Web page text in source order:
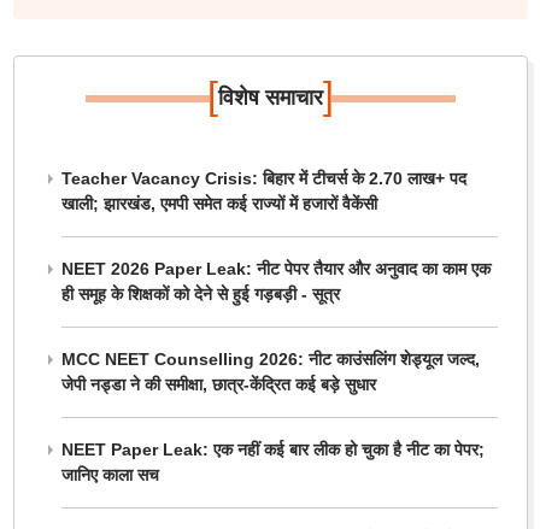
[विशेष समाचार]
Teacher Vacancy Crisis: बिहार में टीचर्स के 2.70 लाख+ पद
खाली; झारखंड, एमपी समेत कई राज्यों में हजारों वैकेंसी
NEET 2026 Paper Leak: नीट पेपर तैयार और अनुवाद का काम एक
ही समूह के शिक्षकों को देने से हुई गड़बड़ी - सूत्र
MCC NEET Counselling 2026: नीट काउंसलिंग शेड्यूल जल्द,
जेपी नड्डा ने की समीक्षा, छात्र-केंद्रित कई बड़े सुधार
NEET Paper Leak: एक नहीं कई बार लीक हो चुका है नीट का पेपर;
जानिए काला सच